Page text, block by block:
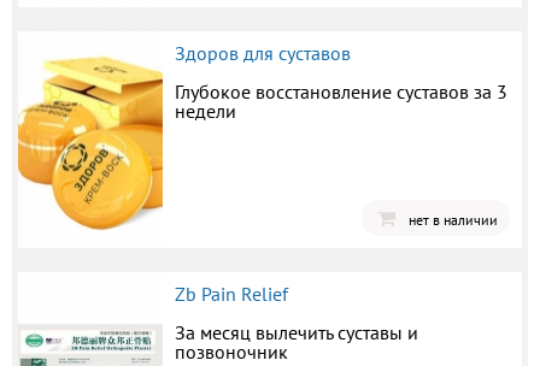
Здоров для суставов
Глубокое восстановление суставов за 3
недели
нет в наличии
Zb Pain Relief
За месяц вылечить суставы и
позвоночник